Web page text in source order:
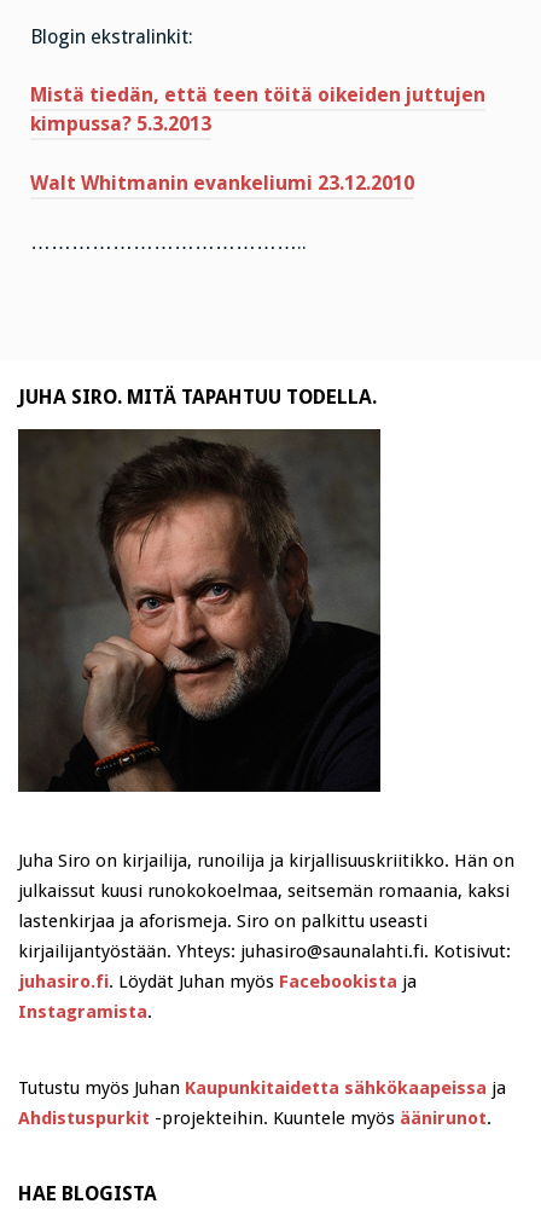
Blogin ekstralinkit:
Mistä tiedän, että teen töitä oikeiden juttujen
kimpussa? 5.3.2013
Walt Whitmanin evankeliumi 23.12.2010
…………………………………..
JUHA SIRO. MITÄ TAPAHTUU TODELLA.
Juha Siro on kirjailija, runoilija ja kirjallisuuskriitikko. Hän on
julkaissut kuusi runokokoelmaa, seitsemän romaania, kaksi
lastenkirjaa ja aforismeja. Siro on palkittu useasti
kirjailijantyöstään. Yhteys: juhasiro@saunalahti.fi. Kotisivut:
juhasiro.fi. Löydät Juhan myös Facebookista ja
Instagramista.
Tutustu myös Juhan Kaupunkitaidetta sähkökaapeissa ja
Ahdistuspurkit -projekteihin. Kuuntele myös äänirunot.
HAE BLOGISTA